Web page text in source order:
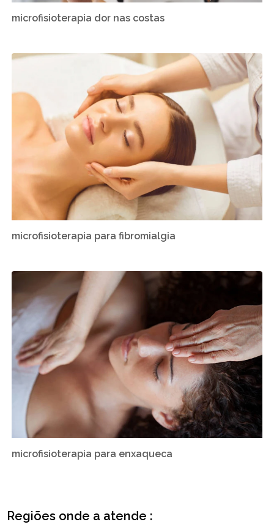
microfisioterapia dor nas costas
microfisioterapia para fibromialgia
microfisioterapia para enxaqueca
Regiões onde a atende :